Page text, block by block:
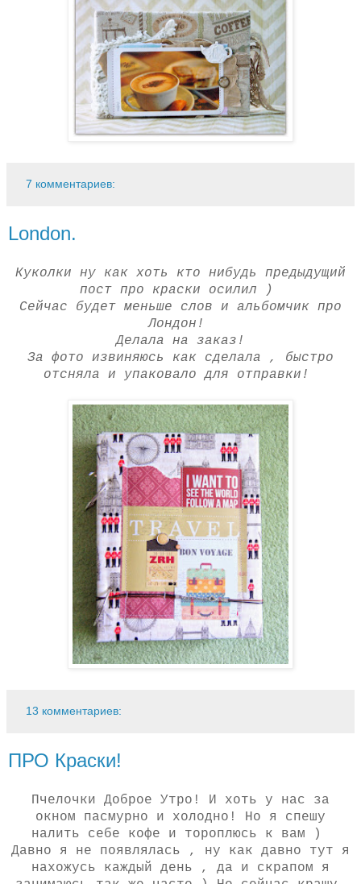
7 комментариев:
London.
Куколки ну как хоть кто нибудь предыдущий
пост про краски осилил )
Сейчас будет меньше слов и альбомчик про
Лондон!
Делала на заказ!
За фото извиняюсь как сделала , быстро
отсняла и упаковало для отправки!
13 комментариев:
ПРО Краски!
Пчелочки Доброе Утро! И хоть у нас за
окном пасмурно и холодно! Но я спешу
налить себе кофе и тороплюсь к вам )
Давно я не появлялась , ну как давно тут я
нахожусь каждый день , да и скрапом я